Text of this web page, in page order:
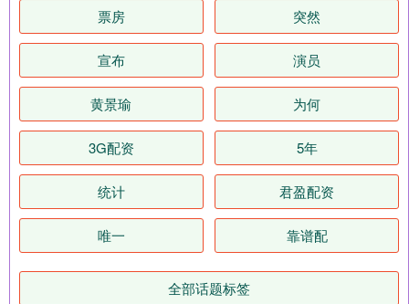
票房 突然
宣布 演员
黄景瑜 为何
3G配资 5年
统计 君盈配资
唯一 靠谱配
全部话题标签